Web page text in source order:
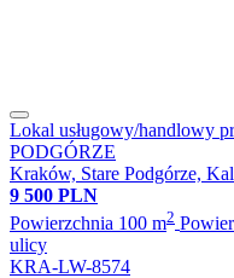
Lokal usługowy/handlowy
PODGÓRZE
Kraków, Stare Podgórze,
9 500 PLN
Powierzchnia 100 m2
ulicy
KRA-LW-8574